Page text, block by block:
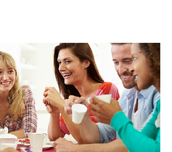
TR (TR)
KAYIT OL